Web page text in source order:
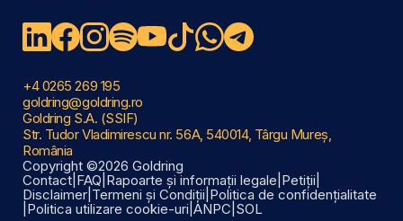
+4 0265 269 195
goldring@goldring.ro
Goldring S.A. (SSIF)
Str. Tudor Vladimirescu nr. 56A, 540014, Târgu Mureș,
România
Copyright ©2026 Goldring
Contact FAQ Rapoarte și informații legale Petiții
Disclaimer Termeni și Condiții Politica de confidențialitate
Politica utilizare cookie-uri ANPC SOL